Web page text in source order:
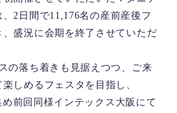
2日間で11,176名の産前産後フ
盛況に会期を終了させていただ
の落ち着きも見据えつつ、ご来
しめるフェスタを目指し、
前回同様インテックス大阪にて